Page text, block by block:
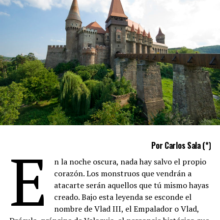
programa “La hora del Gobernador”, constituyendo un
puente directo entre el Estado y el pueblo bonaerense.
Bajo la gestión del gobernadorAxel Kicillof
dirección deMarcelo Figueras,Radio Provinciarenovó
su programación, mejoró sus instalaciones y actualizó su
estructura organizacional, para potenciar su vigencia
acorde a los nuevos tiempos.
Desde los distintos programa se invita a los oyentes y
amigos de la radio a sumarse a los festejos.
Por Carlos Sala (*)
E
n la noche oscura, nada hay salvo el propio
corazón. Los monstruos que vendrán a
atacarte serán aquellos que tú mismo hayas
creado. Bajo esta leyenda se esconde el
nombre de Vlad III, el Empalador o Vlad,